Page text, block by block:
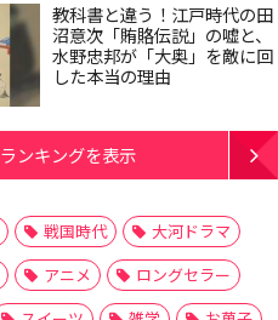
教科書と違う！江戸時代の田
沼意次「賄賂伝説」の嘘と、
水野忠邦が「大奥」を敵に回
した本当の理由
ランキングを表示
戦国時代
大河ドラマ
アニメ
ロングセラー